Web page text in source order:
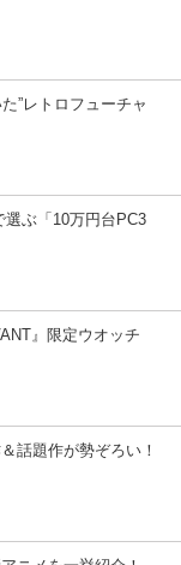
”レトロフューチャ
ぶ「10万円台PC3
』限定ウオッチ
話題作が勢ぞろい！